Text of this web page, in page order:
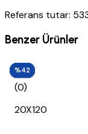
Referans tutar:
Benzer Ürünler
%42
(0)
20X120
%42
%42